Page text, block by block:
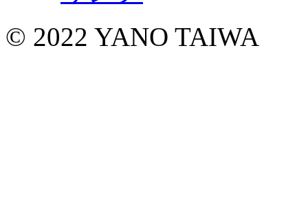
© 2022 YANO TAIWA